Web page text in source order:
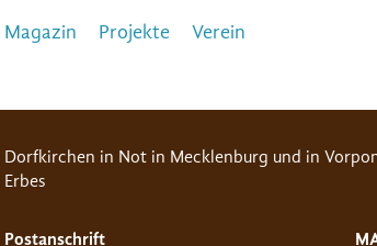
Magazin Projekte Verein
Dorfkirchen in Not in Mecklenburg und in
Erbes
Postanschrift